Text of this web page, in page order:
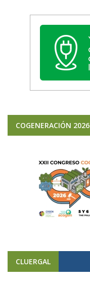
COGENERACIÓN 2026
CLUERGAL